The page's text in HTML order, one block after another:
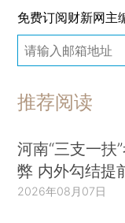
免费订阅财新网主
推荐阅读
河南“三支一扶
弊 内外勾结提
2026年08月07日